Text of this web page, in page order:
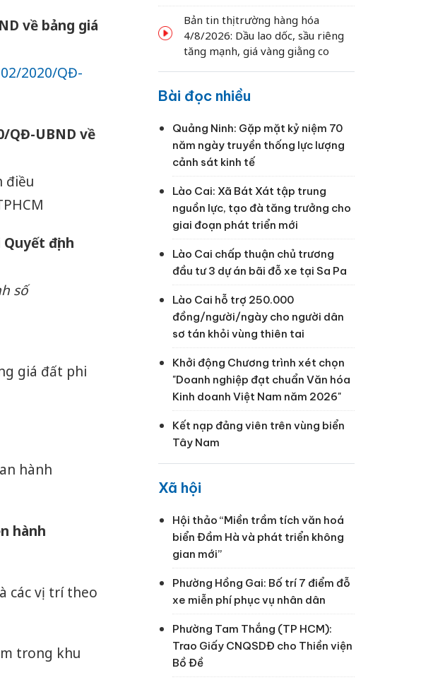
về bảng giá
2020/QĐ-
QĐ-UBND về
điều
định
số
giá đất phi
hành
hành
các vị trí theo
trong khu
Bản tin thị trường hàng hóa
4/8/2026: Dầu lao dốc, sầu riêng
tăng mạnh, giá vàng giằng co
Bài đọc nhiều
Quảng Ninh: Gặp mặt kỷ niệm 70
năm ngày truyền thống lực lượng
cảnh sát kinh tế
Lào Cai: Xã Bát Xát tập trung
nguồn lực, tạo đà tăng trưởng cho
giai đoạn phát triển mới
Lào Cai chấp thuận chủ trương
đầu tư 3 dự án bãi đỗ xe tại Sa Pa
Lào Cai hỗ trợ 250.000
đồng/người/ngày cho người dân
sơ tán khỏi vùng thiên tai
Khởi động Chương trình xét chọn
"Doanh nghiệp đạt chuẩn Văn hóa
Kinh doanh Việt Nam năm 2026"
Kết nạp đảng viên trên vùng biển
Tây Nam
Xã hội
Hội thảo “Miền trầm tích văn hoá
biển Đầm Hà và phát triển không
gian mới”
Phường Hồng Gai: Bố trí 7 điểm đỗ
xe miễn phí phục vụ nhân dân
Phường Tam Thắng (TP HCM):
Trao Giấy CNQSDĐ cho Thiền viện
Bồ Đề